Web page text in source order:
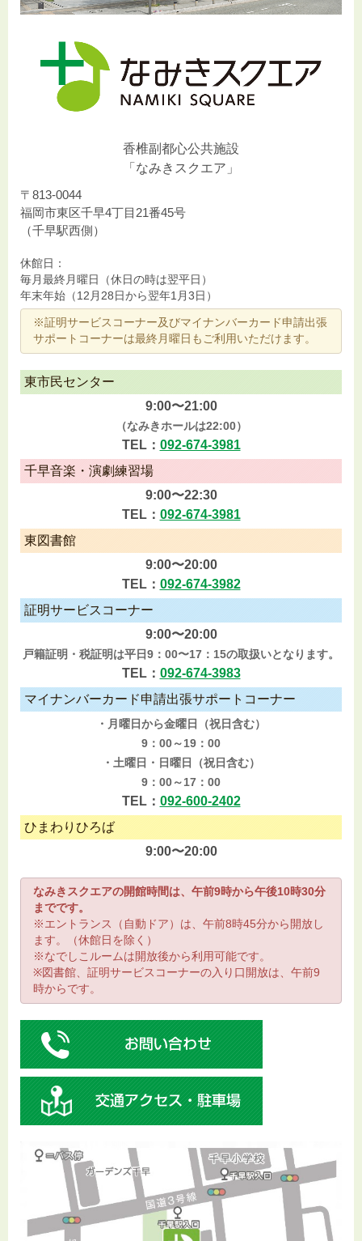
香椎副都心公共施設
「なみきスクエア」
〒813-0044
福岡市東区千早4丁目21番45号
（千早駅西側）
休館日：
毎月最終月曜日（休日の時は翌平日）
年末年始（12月28日から翌年1月3日）
※証明サービスコーナー及びマイナンバーカード申請出張
サポートコーナーは最終月曜日もご利用いただけます。
東市民センター
9:00〜21:00
（なみきホールは22:00）
TEL： 092-674-3981
千早音楽・演劇練習場
9:00〜22:30
TEL： 092-674-3981
東図書館
9:00〜20:00
TEL： 092-674-3982
証明サービスコーナー
9:00〜20:00
戸籍証明・税証明は平日9：00〜17：15の取扱いとなります。
TEL： 092-674-3983
マイナンバーカード申請出張サポートコーナー
・月曜日から金曜日（祝日含む）
9：00～19：00
・土曜日・日曜日（祝日含む）
9：00～17：00
TEL： 092-600-2402
ひまわりひろば
9:00〜20:00
なみきスクエアの開館時間は、午前9時から午後10時30分
までです。
※エントランス（自動ドア）は、午前8時45分から開放し
ます。（休館日を除く）
※なでしこルームは開放後から利用可能です。
※図書館、証明サービスコーナーの入り口開放は、午前9
時からです。